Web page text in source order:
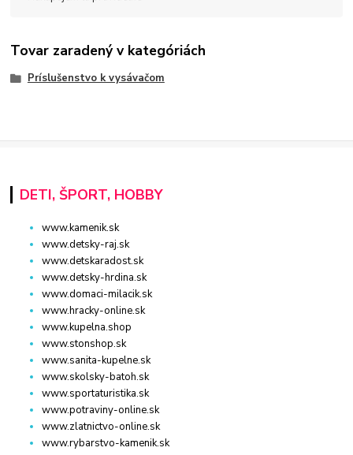
Tovar zaradený v kategóriách
Príslušenstvo k vysávačom
DETI, ŠPORT, HOBBY
www.kamenik.sk
www.detsky-raj.sk
www.detskaradost.sk
www.detsky-hrdina.sk
www.domaci-milacik.sk
www.hracky-online.sk
www.kupelna.shop
www.stonshop.sk
www.sanita-kupelne.sk
www.skolsky-batoh.sk
www.sportaturistika.sk
www.potraviny-online.sk
www.zlatnictvo-online.sk
www.rybarstvo-kamenik.sk